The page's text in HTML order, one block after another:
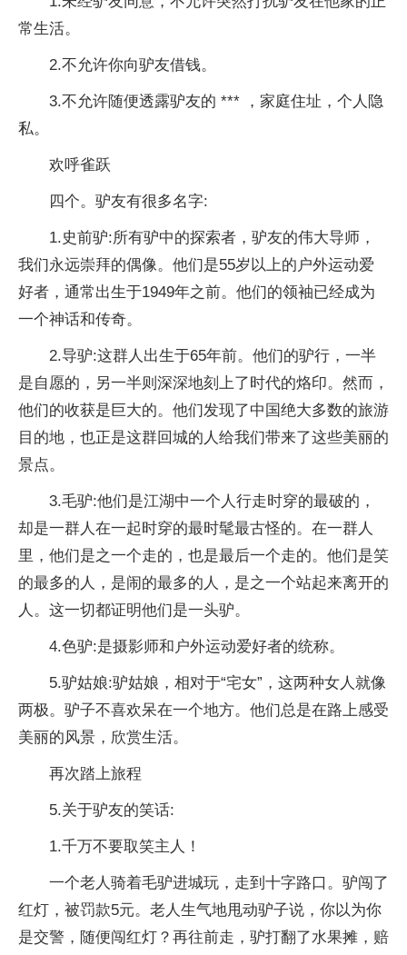
常生活。
2.不允许你向驴友借钱。
3.不允许随便透露驴友的 *** ，家庭住址，个人隐
私。
欢呼雀跃
四个。驴友有很多名字:
1.史前驴:所有驴中的探索者，驴友的伟大导师，
我们永远崇拜的偶像。他们是55岁以上的户外运动爱
好者，通常出生于1949年之前。他们的领袖已经成为
一个神话和传奇。
2.导驴:这群人出生于65年前。他们的驴行，一半
是自愿的，另一半则深深地刻上了时代的烙印。然而，
他们的收获是巨大的。他们发现了中国绝大多数的旅游
目的地，也正是这群回城的人给我们带来了这些美丽的
景点。
3.毛驴:他们是江湖中一个人行走时穿的最破的，
却是一群人在一起时穿的最时髦最古怪的。在一群人
里，他们是之一个走的，也是最后一个走的。他们是笑
的最多的人，是闹的最多的人，是之一个站起来离开的
人。这一切都证明他们是一头驴。
4.色驴:是摄影师和户外运动爱好者的统称。
5.驴姑娘:驴姑娘，相对于“宅女”，这两种女人就像
两极。驴子不喜欢呆在一个地方。他们总是在路上感受
美丽的风景，欣赏生活。
再次踏上旅程
5.关于驴友的笑话:
1.千万不要取笑主人！
一个老人骑着毛驴进城玩，走到十字路口。驴闯了
红灯，被罚款5元。老人生气地甩动驴子说，你以为你
是交警，随便闯红灯？再往前走，驴打翻了水果摊，赔